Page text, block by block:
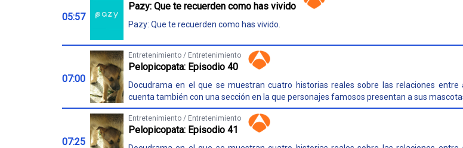
05:57
Pazy: Que te recuerden como has vivido
Pazy: Que te recuerden como has vivido.
07:00
Entretenimiento / Entretenimiento
Pelopicopata: Episodio 40
Docudrama en el que se muestran cuatro historias reales sobre las relaciones entre
cuenta también con una sección en la que personajes famosos presentan a sus
07:25
Entretenimiento / Entretenimiento
Pelopicopata: Episodio 41